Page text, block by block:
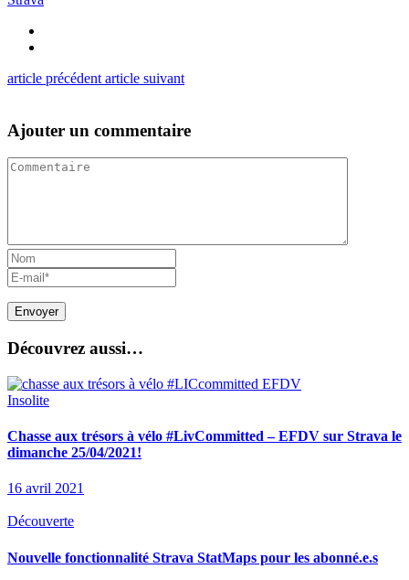
article précédent article suivant
Ajouter un commentaire
Découvrez aussi…
Insolite
Chasse aux trésors à vélo #LivCommitted – EFDV sur Strava le
dimanche 25/04/2021!
16 avril 2021
Découverte
Nouvelle fonctionnalité Strava StatMaps pour les abonné.e.s